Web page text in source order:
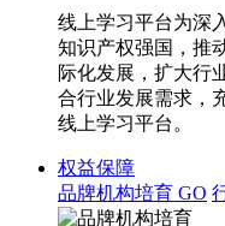
线上学习平台为深
知识产权强国，推
际化发展，扩大行
合行业发展需求，
线上学习平台。
权益保障
品牌机构培育 GO